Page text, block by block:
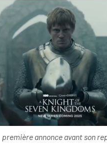
première annonce avant son